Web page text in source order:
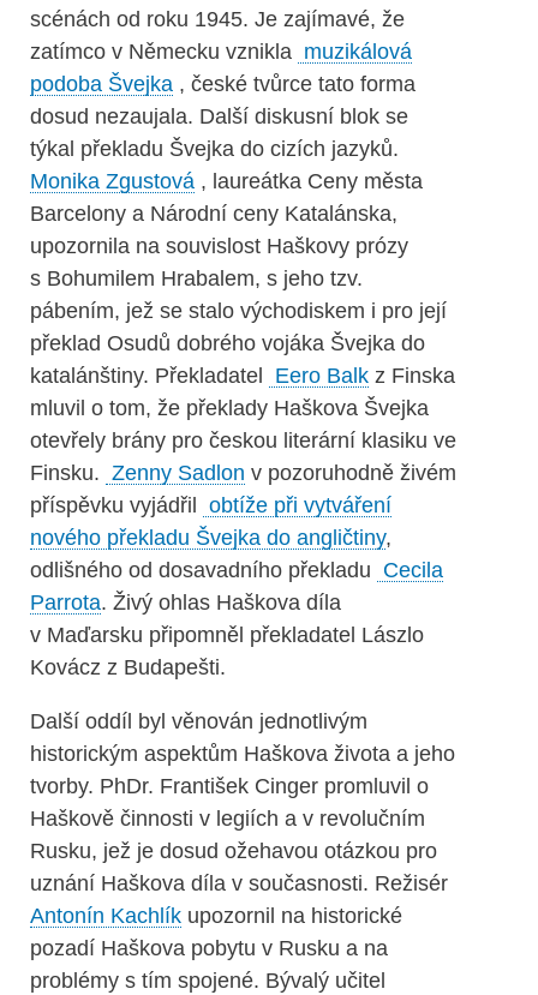
scénách od roku 1945. Je zajímavé, že
zatímco v Německu vznikla muzikálová
podoba Švejka , české tvůrce tato forma
dosud nezaujala. Další diskusní blok se
týkal překladu Švejka do cizích jazyků.
Monika Zgustová , laureátka Ceny města
Barcelony a Národní ceny Katalánska,
upozornila na souvislost Haškovy prózy
s Bohumilem Hrabalem, s jeho tzv.
pábením, jež se stalo východiskem i pro její
překlad Osudů dobrého vojáka Švejka do
katalánštiny. Překladatel Eero Balk z Finska
mluvil o tom, že překlady Haškova Švejka
otevřely brány pro českou literární klasiku ve
Finsku. Zenny Sadlon v pozoruhodně živém
příspěvku vyjádřil obtíže při vytváření
nového překladu Švejka do angličtiny,
odlišného od dosavadního překladu Cecila
Parrota. Živý ohlas Haškova díla
v Maďarsku připomněl překladatel Lászlo
Kovácz z Budapešti.
Další oddíl byl věnován jednotlivým
historickým aspektům Haškova života a jeho
tvorby. PhDr. František Cinger promluvil o
Haškově činnosti v legiích a v revolučním
Rusku, jež je dosud ožehavou otázkou pro
uznání Haškova díla v současnosti. Režisér
Antonín Kachlík upozornil na historické
pozadí Haškova pobytu v Rusku a na
problémy s tím spojené. Bývalý učitel